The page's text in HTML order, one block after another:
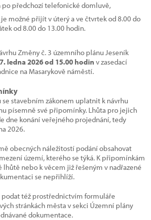
po předchozí telefonické domluvě,
možné přijít v úterý a ve čtvrtek od 8.00 do
od 8.00 do 13.00 hodin.
Změny č. 3 územního plánu Jeseník
ledna 2026 od 15.00 hodin v zasedací
na Masarykově náměstí.
se stavebním zákonem uplatnit k návrhu
písemně své připomínky. Lhůta pro jejich
dne konání veřejného projednání, tedy
2026.
obecných náležitostí podání obsahovat
území, kterého se týká. K připomínkám
nebo k věcem již řešeným v nadřazené
se nepřihlíží.
též prostřednictvím formuláře
stránkách města v sekci Územní plány
dokumentace.